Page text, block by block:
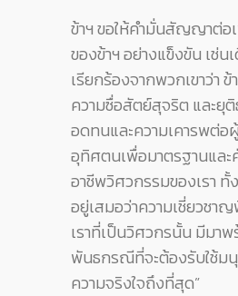
ข้าฯ ขอให้คำมั่นสัญญาต่อ
ของข้าฯ อย่างแข็งขัน เช่น
เรียกร้องจากพวกเขาว่า ข้
ความซื่อสัตย์สุจริต และยุ
อดทนและความเคารพต่อ
อุทิศตนเพื่อมาตรฐานแล
อาชีพวิศวกรรมของเรา ทั้
อยู่เสมอว่าความเชี่ยวชา
เราที่เป็นวิศวกรนั้น มีมา
พันธกรณีที่จะต้องรับใช้ม
ความจริงใจถึงที่สุด”